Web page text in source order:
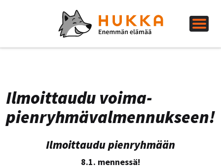
Ilmoittaudu voima-
pienryhmävalmennukseen!
Ilmoittaudu pienryhmään
8.1. mennessä!